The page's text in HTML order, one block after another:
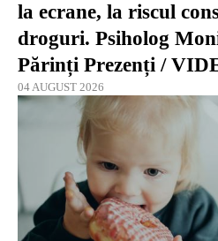
la ecrane, la riscul
droguri. Psiholog
Părinți Prezenți /
04 AUGUST 2026